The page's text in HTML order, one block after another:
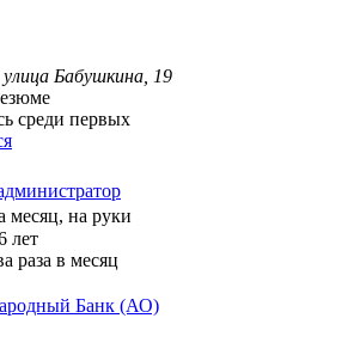
Бабушкина, 19
среди первых
месяц, на руки
лет
раза в месяц
Банк (АО)